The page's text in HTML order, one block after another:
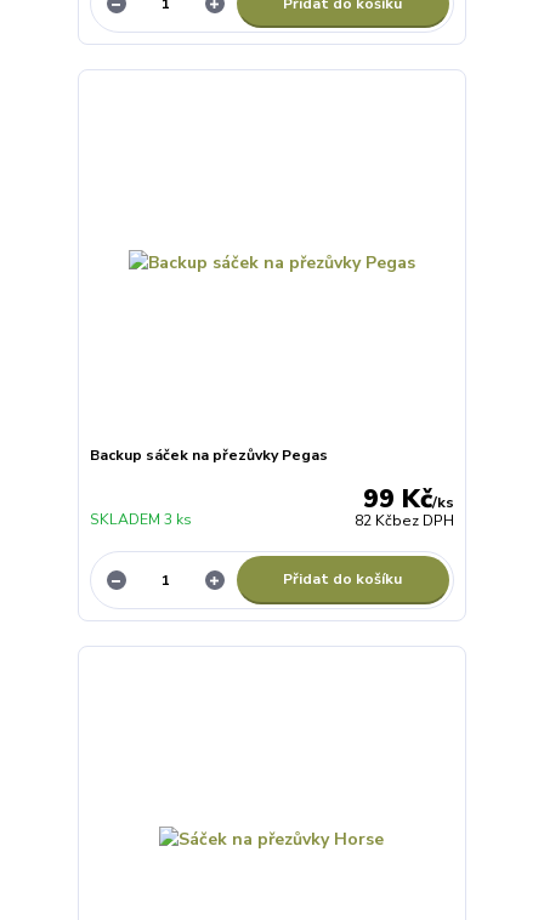
Backup sáček na přezůvky Pegas
99 Kč/ks
82 Kčbez DPH
SKLADEM 3 ks
Přidat do košíku